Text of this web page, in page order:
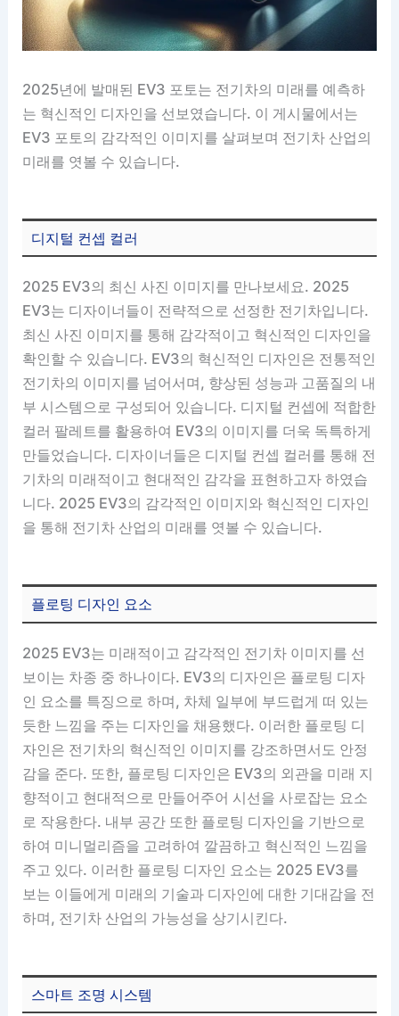
2025년에 발매된 EV3 포토는 전기차의 미래를 예측하
는 혁신적인 디자인을 선보였습니다. 이 게시물에서는
EV3 포토의 감각적인 이미지를 살펴보며 전기차 산업의
미래를 엿볼 수 있습니다.
디지털 컨셉 컬러
2025 EV3의 최신 사진 이미지를 만나보세요. 2025
EV3는 디자이너들이 전략적으로 선정한 전기차입니다.
최신 사진 이미지를 통해 감각적이고 혁신적인 디자인을
확인할 수 있습니다. EV3의 혁신적인 디자인은 전통적인
전기차의 이미지를 넘어서며, 향상된 성능과 고품질의 내
부 시스템으로 구성되어 있습니다. 디지털 컨셉에 적합한
컬러 팔레트를 활용하여 EV3의 이미지를 더욱 독특하게
만들었습니다. 디자이너들은 디지털 컨셉 컬러를 통해 전
기차의 미래적이고 현대적인 감각을 표현하고자 하였습
니다. 2025 EV3의 감각적인 이미지와 혁신적인 디자인
을 통해 전기차 산업의 미래를 엿볼 수 있습니다.
플로팅 디자인 요소
2025 EV3는 미래적이고 감각적인 전기차 이미지를 선
보이는 차종 중 하나이다. EV3의 디자인은 플로팅 디자
인 요소를 특징으로 하며, 차체 일부에 부드럽게 떠 있는
듯한 느낌을 주는 디자인을 채용했다. 이러한 플로팅 디
자인은 전기차의 혁신적인 이미지를 강조하면서도 안정
감을 준다. 또한, 플로팅 디자인은 EV3의 외관을 미래 지
향적이고 현대적으로 만들어주어 시선을 사로잡는 요소
로 작용한다. 내부 공간 또한 플로팅 디자인을 기반으로
하여 미니멀리즘을 고려하여 깔끔하고 혁신적인 느낌을
주고 있다. 이러한 플로팅 디자인 요소는 2025 EV3를
보는 이들에게 미래의 기술과 디자인에 대한 기대감을 전
하며, 전기차 산업의 가능성을 상기시킨다.
스마트 조명 시스템